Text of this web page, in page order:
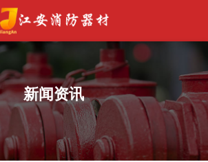
新闻资讯